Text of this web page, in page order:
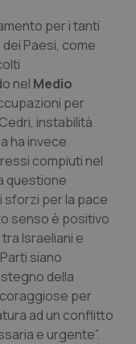
per i tanti
Paesi, come
nel Medio
per
instabilità
ha invece
compiuti nel
questione
sforzi per la pace
senso è positivo
Israeliani e
siano
della
per
ad un conflitto
e urgente”.